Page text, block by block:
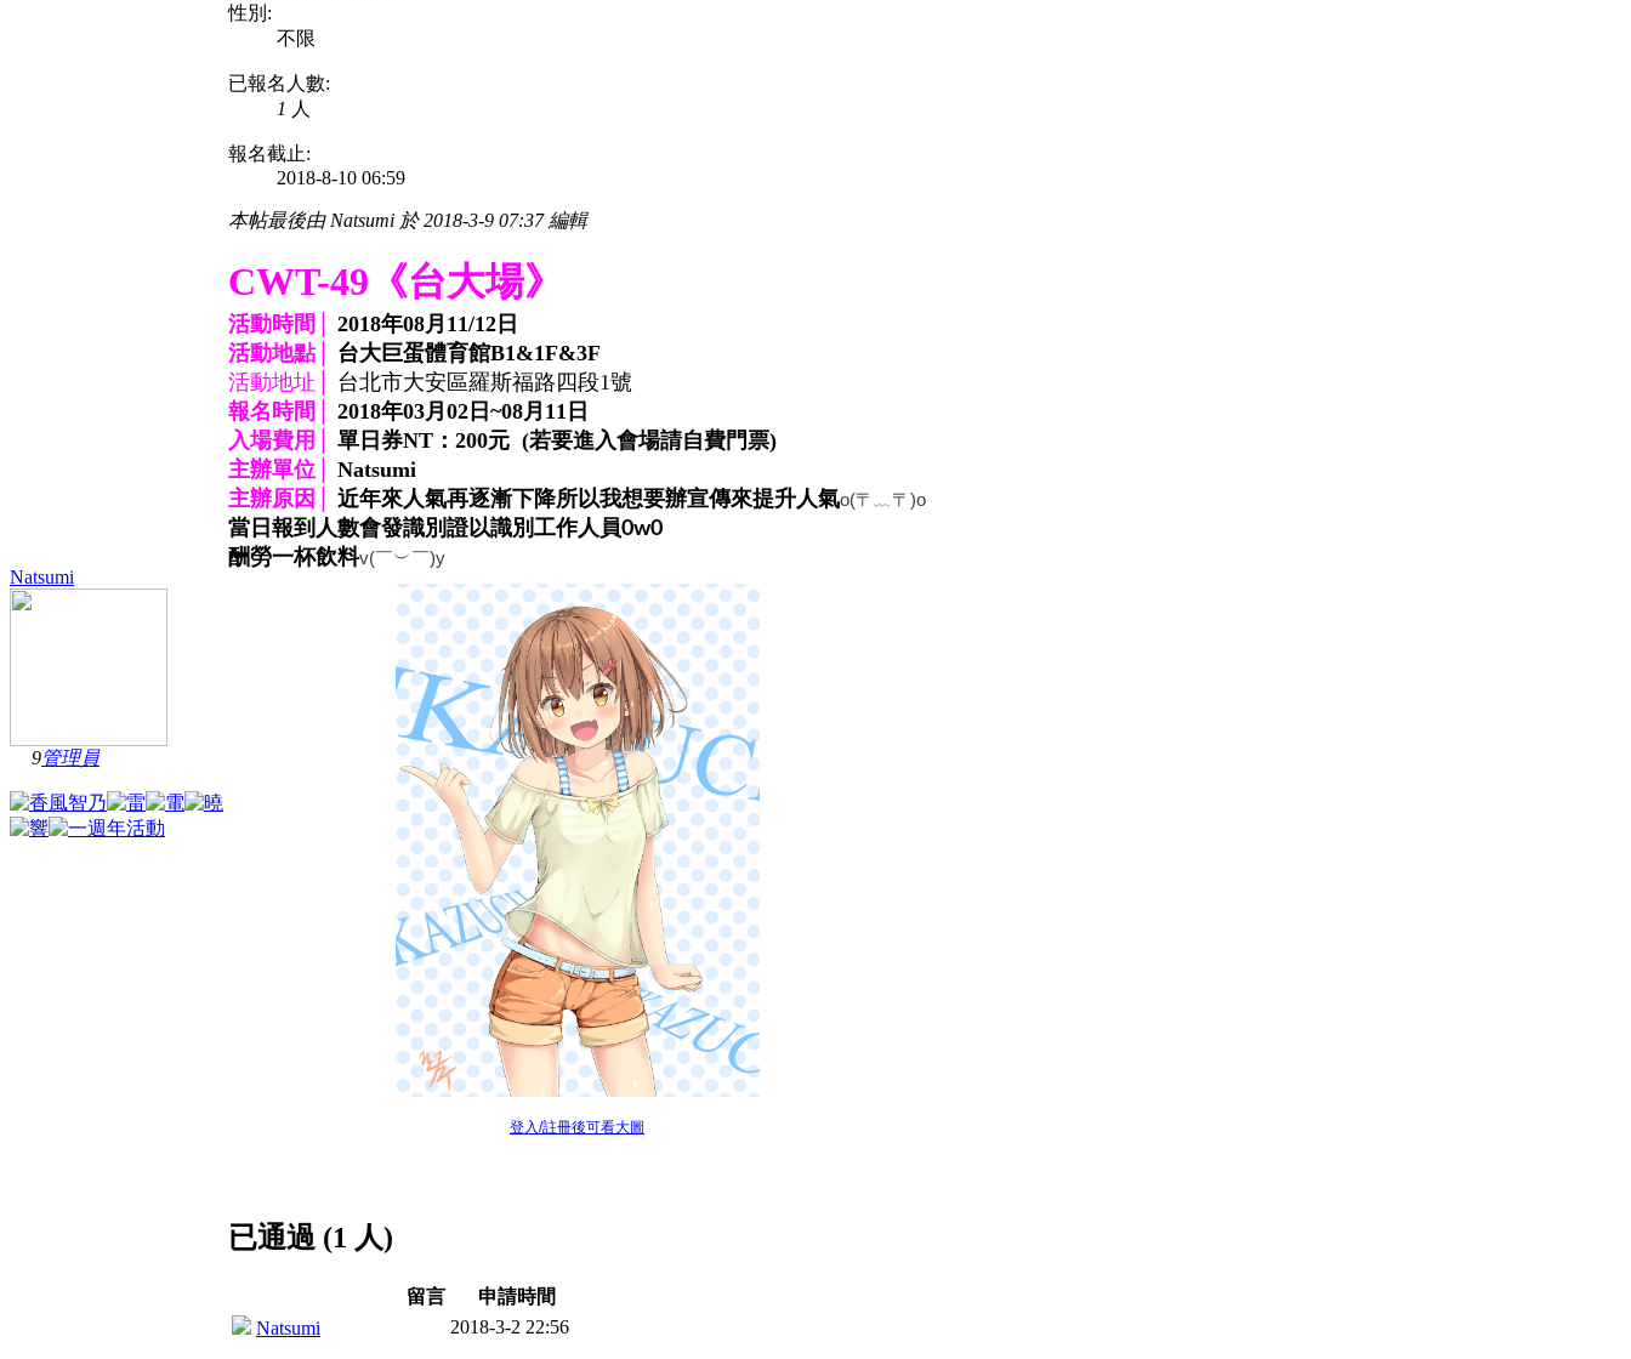
Natsumi
9管理員
性別:
不限
已報名人數:
1 人
報名截止:
2018-8-10 06:59
本帖最後由 Natsumi 於 2018-3-9 07:37 編輯
CWT-49《台大場》
活動時間│ 2018年08月11/12日
活動地點│ 台大巨蛋體育館B1&1F&3F
活動地址│ 台北市大安區羅斯福路四段1號
報名時間│ 2018年03月02日~08月11日
入場費用│ 單日券NT：200元 (若要進入會場請自費門票)
主辦單位│ Natsumi
主辦原因│
近年來人氣再逐漸下降所以我想要辦宣傳來提升人氣o(〒﹏〒)o
當日報到人數會發識別證以識別工作人員0w0
酬勞一杯飲料v(￣︶￣)y
登入/註冊後可看大圖
已通過 (1 人)
留言
申請時間
Natsumi
2018-3-2 22:56